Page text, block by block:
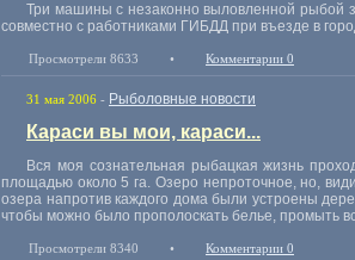
Три машины с незаконно выловленной рыбой
совместно с работниками ГИБДД при въезде в
Просмотрели 8633 • Комментарии 0
31 мая 2006 - Рыболовные новости
Караси вы мои, караси...
Вся моя сознательная рыбацкая жизнь
площадью около 5 га. Озеро непроточное, но,
озера напротив каждого дома были устроены
чтобы можно было прополоскать белье, промыть
Просмотрели 8340 • Комментарии 0